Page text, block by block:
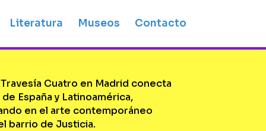
Literatura Museos Contacto
Cuatro en Madrid conecta
España y Latinoamérica,
en el arte contemporáneo
barrio de Justicia.